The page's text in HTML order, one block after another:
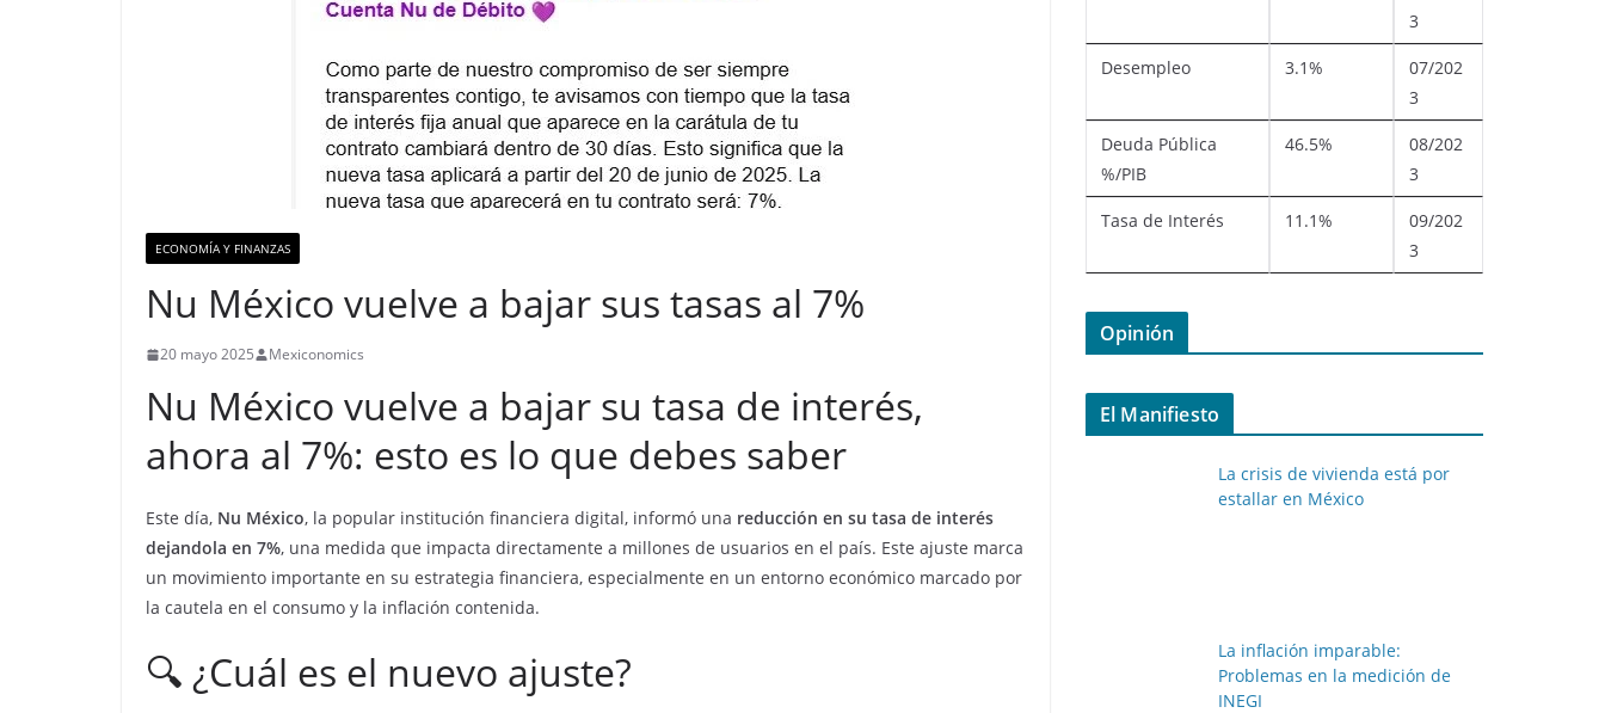
ECONOMÍA Y FINANZAS
Nu México vuelve a bajar sus tasas al 7%
20 mayo 2025 Mexiconomics
Nu México vuelve a bajar su tasa de interés,
ahora al 7%: esto es lo que debes saber
Este día, Nu México, la popular institución financiera digital, informó una reducción en su tasa de interés
dejandola en 7%, una medida que impacta directamente a millones de usuarios en el país. Este ajuste marca
un movimiento importante en su estrategia financiera, especialmente en un entorno económico marcado por
la cautela en el consumo y la inflación contenida.
🔍 ¿Cuál es el nuevo ajuste?
3
Desempleo 3.1%
07/202
3
Deuda Pública
%/PIB
46.5%
08/202
3
Tasa de Interés 11.1%
09/202
3
Opinión
El Manifiesto
La crisis de vivienda está por
estallar en México
La inflación imparable:
Problemas en la medición de
INEGI